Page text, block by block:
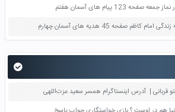
123 پیام های آسمان هفتم
صفحه 45 هدیه های آسمان چهارم
قربانی | آدرس اینستاگرام همسر سعید عزت‌اللهی